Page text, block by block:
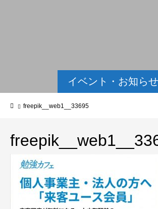
イベント・お知らせ
freepik__web1__33695